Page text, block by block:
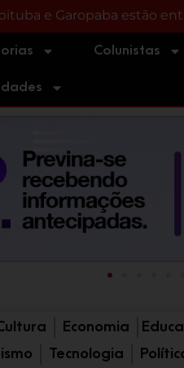
MOTORISTAS:
REGIÃO: Homem furta
Colunistas
Economia
Tecnologia